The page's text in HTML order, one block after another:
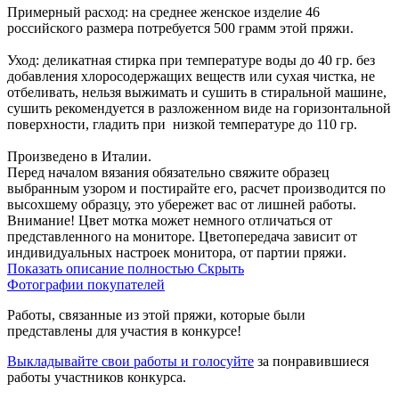
Примерный расход: на среднее женское изделие 46
российского размера потребуется 500 грамм этой пряжи.
Уход: деликатная стирка при температуре воды до 40 гр. без
добавления хлоросодержащих веществ или сухая чистка, не
отбеливать, нельзя выжимать и сушить в стиральной машине,
сушить рекомендуется в разложенном виде на горизонтальной
поверхности, гладить при низкой температуре до 110 гр.
Произведено в Италии.
Перед началом вязания обязательно свяжите образец
выбранным узором и постирайте его, расчет производится по
высохшему образцу, это убережет вас от лишней работы.
Внимание! Цвет мотка может немного отличаться от
представленного на мониторе. Цветопередача зависит от
индивидуальных настроек монитора, от партии пряжи.
Показать описание полностью Скрыть
Фотографии покупателей
Работы, связанные из этой пряжи, которые были
представлены для участия в конкурсе!
Выкладывайте свои работы и голосуйте за понравившиеся
работы участников конкурса.